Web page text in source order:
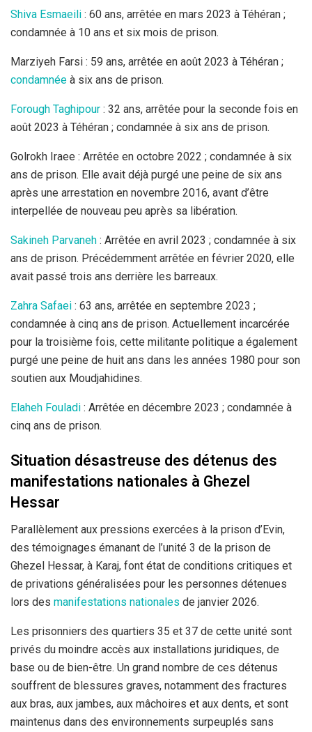
Shiva Esmaeili : 60 ans, arrêtée en mars 2023 à Téhéran ;
condamnée à 10 ans et six mois de prison.
Marziyeh Farsi : 59 ans, arrêtée en août 2023 à Téhéran ;
condamnée à six ans de prison.
Forough Taghipour : 32 ans, arrêtée pour la seconde fois en
août 2023 à Téhéran ; condamnée à six ans de prison.
Golrokh Iraee : Arrêtée en octobre 2022 ; condamnée à six
ans de prison. Elle avait déjà purgé une peine de six ans
après une arrestation en novembre 2016, avant d’être
interpellée de nouveau peu après sa libération.
Sakineh Parvaneh : Arrêtée en avril 2023 ; condamnée à six
ans de prison. Précédemment arrêtée en février 2020, elle
avait passé trois ans derrière les barreaux.
Zahra Safaei : 63 ans, arrêtée en septembre 2023 ;
condamnée à cinq ans de prison. Actuellement incarcérée
pour la troisième fois, cette militante politique a également
purgé une peine de huit ans dans les années 1980 pour son
soutien aux Moudjahidines.
Elaheh Fouladi : Arrêtée en décembre 2023 ; condamnée à
cinq ans de prison.
Situation désastreuse des détenus des
manifestations nationales à Ghezel
Hessar
Parallèlement aux pressions exercées à la prison d’Evin,
des témoignages émanant de l’unité 3 de la prison de
Ghezel Hessar, à Karaj, font état de conditions critiques et
de privations généralisées pour les personnes détenues
lors des manifestations nationales de janvier 2026.
Les prisonniers des quartiers 35 et 37 de cette unité sont
privés du moindre accès aux installations juridiques, de
base ou de bien-être. Un grand nombre de ces détenus
souffrent de blessures graves, notamment des fractures
aux bras, aux jambes, aux mâchoires et aux dents, et sont
maintenus dans des environnements surpeuplés sans